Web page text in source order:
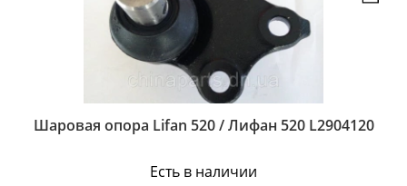
Шаровая опора Lifan 520 / Лифан 520 L2904120
Есть в наличии